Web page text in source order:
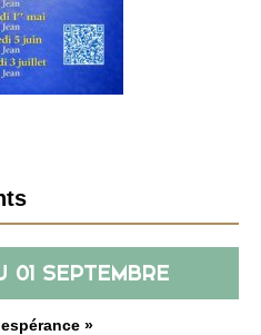
01 SEPTEMBRE
»